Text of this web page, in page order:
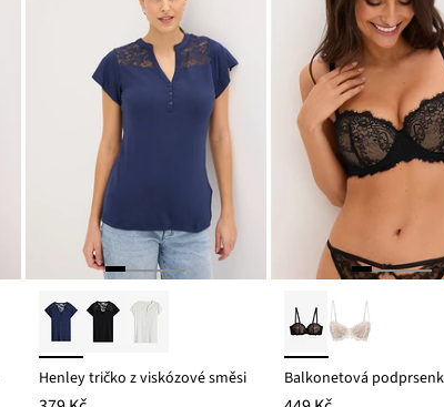
Henley tričko z viskózové směsi